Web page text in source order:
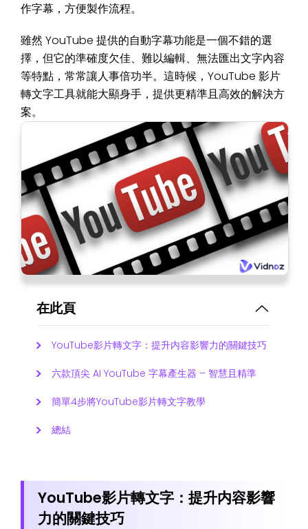
作字幕，方便製作流程。
雖然 YouTube 提供的自動字幕功能是一個不錯的選
擇，但它的準確度欠佳、難以編輯、無法匯出文字內容
等特點，常常讓人事倍功半。這時候，YouTube 影片
轉文字工具就能大顯身手，提供更精準且高效的解決方
案。
在此頁
YouTube影片轉文字：提升内容影響力的關鍵技巧
六款頂尖 AI YouTube 字幕產生器 – 智慧且精準
簡單4步將YouTube影片轉文字教學
總結
YouTube影片轉文字：提升内容影響
力的關鍵技巧